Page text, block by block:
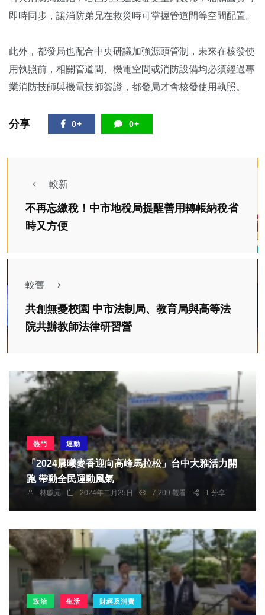
即時同步，讓消防弟兄在救災時可掌握管道間等空間配置。
此外，都發局也配合中央研議加強源頭管制，未來在核發使
用執照前，相關管道間、機電空間或消防設備均必須經過專
業消防技師與機電技師簽證，都發局才會核發使用執照。
分享 0+ 0+
較新
不再忘繳稅！中市地稅局提醒善用轉帳納稅省
時又方便
較舊
共創無憂校園 中市法制局、教育局與高等法
院共辦教師法律研習營
熱門 運動
「2024晨曦麥香迎向高峰馬拉松」台中大雅活力開
跑 帶動全民運動風氣
林獻元 2024年二月25日 7,209 觀看 1 分享
政治 生活 財經及消費